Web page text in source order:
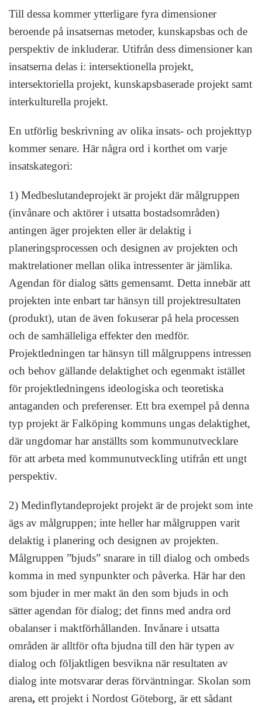
Till dessa kommer ytterligare fyra dimensioner
beroende på insatsernas metoder, kunskapsbas och de
perspektiv de inkluderar. Utifrån dess dimensioner kan
insatserna delas i: intersektionella projekt,
intersektoriella projekt, kunskapsbaserade projekt samt
interkulturella projekt.
En utförlig beskrivning av olika insats- och projekttyp
kommer senare. Här några ord i korthet om varje
insatskategori:
1) Medbeslutandeprojekt är projekt där målgruppen
(invånare och aktörer i utsatta bostadsområden)
antingen äger projekten eller är delaktig i
planeringsprocessen och designen av projekten och
maktrelationer mellan olika intressenter är jämlika.
Agendan för dialog sätts gemensamt. Detta innebär att
projekten inte enbart tar hänsyn till projektresultaten
(produkt), utan de även fokuserar på hela processen
och de samhälleliga effekter den medför.
Projektledningen tar hänsyn till målgruppens intressen
och behov gällande delaktighet och egenmakt istället
för projektledningens ideologiska och teoretiska
antaganden och preferenser. Ett bra exempel på denna
typ projekt är Falköping kommuns ungas delaktighet,
där ungdomar har anställts som kommunutvecklare
för att arbeta med kommunutveckling utifrån ett ungt
perspektiv.
2) Medinflytandeprojekt projekt är de projekt som inte
ägs av målgruppen; inte heller har målgruppen varit
delaktig i planering och designen av projekten.
Målgruppen ”bjuds” snarare in till dialog och ombeds
komma in med synpunkter och påverka. Här har den
som bjuder in mer makt än den som bjuds in och
sätter agendan för dialog; det finns med andra ord
obalanser i maktförhållanden. Invånare i utsatta
områden är alltför ofta bjudna till den här typen av
dialog och följaktligen besvikna när resultaten av
dialog inte motsvarar deras förväntningar. Skolan som
arena, ett projekt i Nordost Göteborg, är ett sådant